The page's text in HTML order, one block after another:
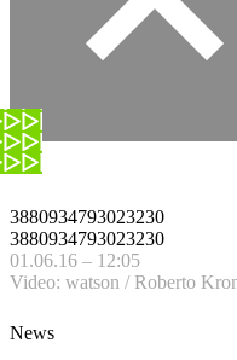
3880934793023230
3880934793023230
01.06.16 – 12:05
Video: watson / Roberto
News